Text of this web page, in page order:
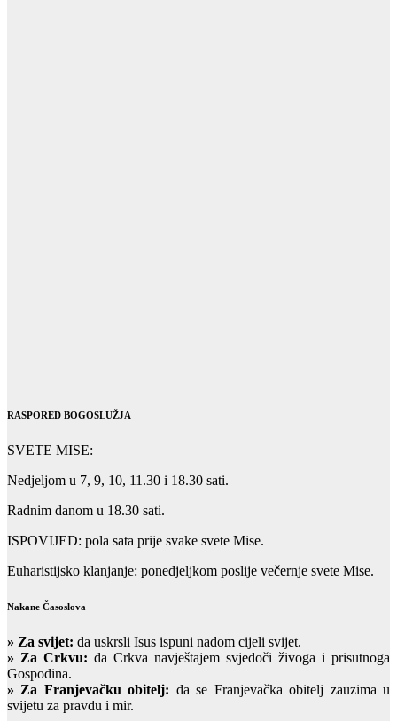
RASPORED BOGOSLUŽJA
SVETE MISE:
Nedjeljom u 7, 9, 10, 11.30 i 18.30 sati.
Radnim danom u 18.30 sati.
ISPOVIJED: pola sata prije svake svete Mise.
Euharistijsko klanjanje: ponedjeljkom poslije večernje svete Mise.
Nakane Časoslova
» Za svijet: da uskrsli Isus ispuni nadom cijeli svijet.
» Za Crkvu: da Crkva navještajem svjedoči živoga i prisutnoga
Gospodina.
» Za Franjevačku obitelj: da se Franjevačka obitelj zauzima u
svijetu za pravdu i mir.